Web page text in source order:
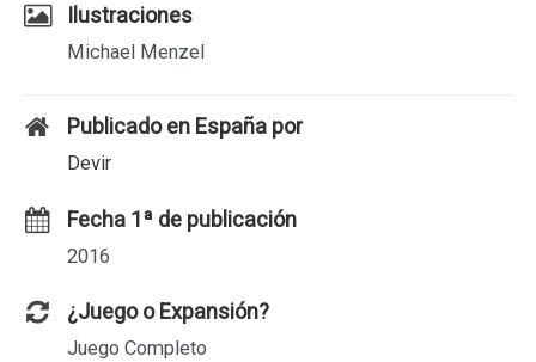
Ilustraciones
Michael Menzel
Publicado en España por
Devir
Fecha 1ª de publicación
2016
¿Juego o Expansión?
Juego Completo